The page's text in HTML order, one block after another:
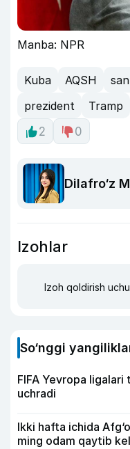
Manba: NPR
Kuba AQSH
prezident
Tramp
2
0
Dilafro‘z
Izohlar
Izoh qoldirish
So‘nggi
FIFA Yevropa
uchradi
Ikki hafta ichida
ming odam qaytib